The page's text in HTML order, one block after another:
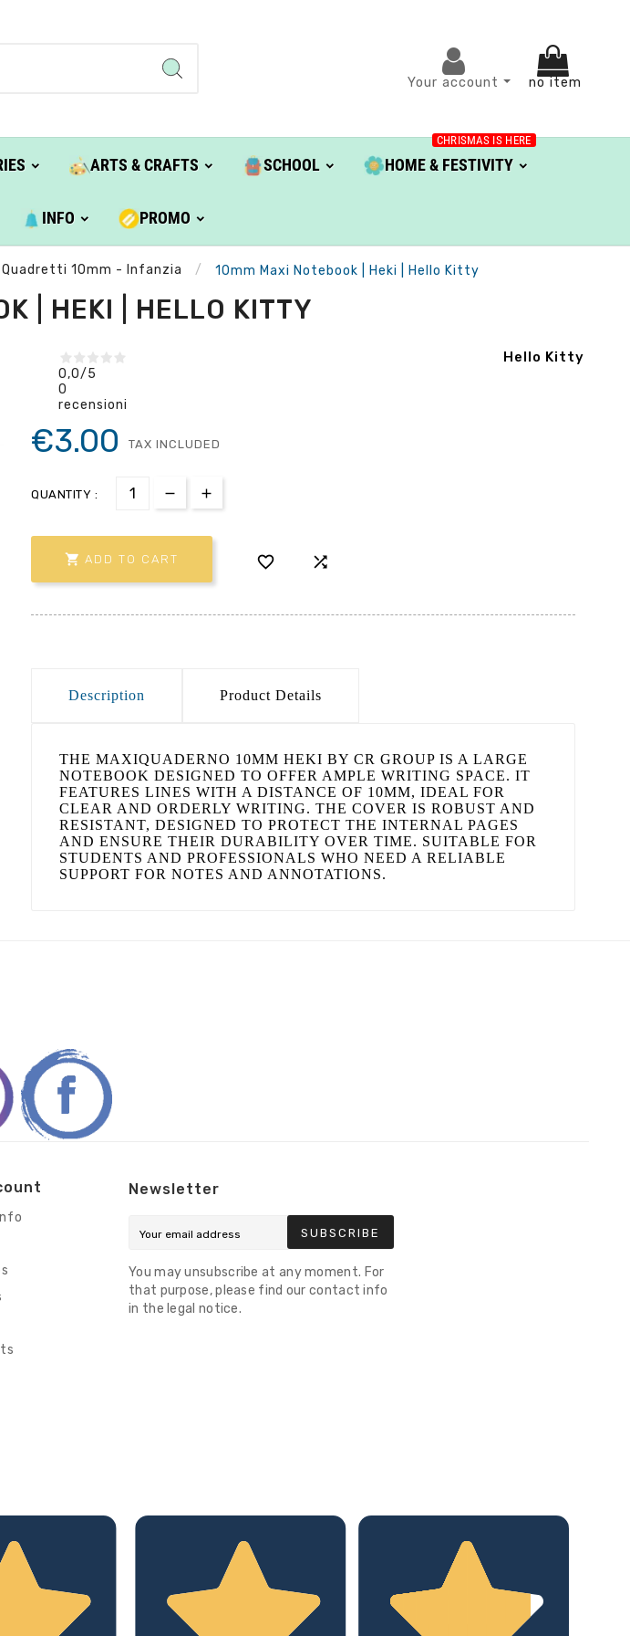
Your account no item
ARTS & CRAFTS SCHOOL HOME & FESTIVITY
CHRISMAS IS HERE
INFO PROMO
Quadretti 10mm - Infanzia 10mm Maxi Notebook | Heki | Hello Kitty
| HEKI | HELLO KITTY
Hello Kitty
0,0/5
0
recensioni
€3.00 TAX INCLUDED
QUANTITY :
 ADD TO CART  
Description Product Details
THE MAXIQUADERNO 10MM HEKI BY CR GROUP IS A LARGE
NOTEBOOK DESIGNED TO OFFER AMPLE WRITING SPACE. IT
FEATURES LINES WITH A DISTANCE OF 10MM, IDEAL FOR
CLEAR AND ORDERLY WRITING. THE COVER IS ROBUST AND
RESISTANT, DESIGNED TO PROTECT THE INTERNAL PAGES
AND ENSURE THEIR DURABILITY OVER TIME. SUITABLE FOR
STUDENTS AND PROFESSIONALS WHO NEED A RELIABLE
SUPPORT FOR NOTES AND ANNOTATIONS.
Newsletter
SUBSCRIBE
You may unsubscribe at any moment. For
that purpose, please find our contact info
in the legal notice.